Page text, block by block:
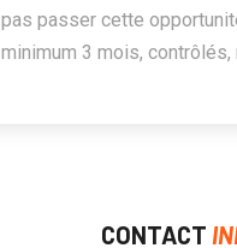
pas passer cette
minimum 3 mois,
CONTACT